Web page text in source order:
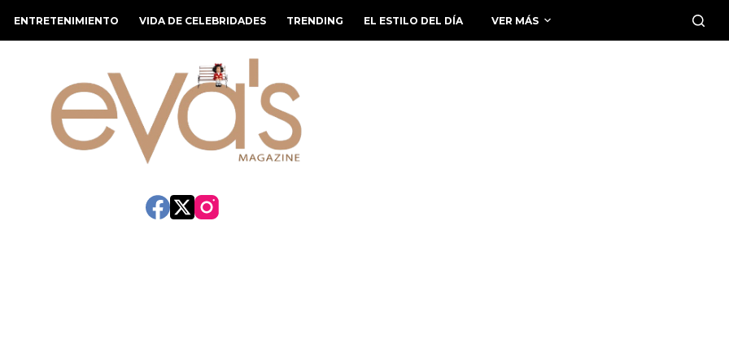
ENTRETENIMIENTO VIDA DE CELEBRIDADES TRENDING EL ESTILO DEL DÍA VER MÁS